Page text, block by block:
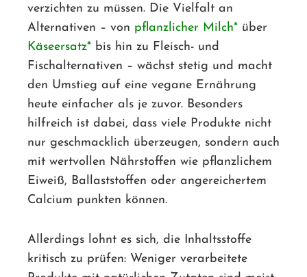
verzichten zu müssen. Die Vielfalt an
Alternativen – von pflanzlicher Milch
über
Käseersatz
bis hin zu Fleisch- und
Fischalternativen – wächst stetig und macht
den Umstieg auf eine vegane Ernährung
heute einfacher als je zuvor. Besonders
hilfreich ist dabei, dass viele Produkte nicht
nur geschmacklich überzeugen, sondern auch
mit wertvollen Nährstoffen wie pflanzlichem
Eiweiß, Ballaststoffen oder angereichertem
Calcium punkten können.
Allerdings lohnt es sich, die Inhaltsstoffe
kritisch zu prüfen: Weniger verarbeitete